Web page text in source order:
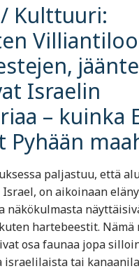
Kulttuuri:
Israelin
– kuinka
Pyhään
paljastuu, että
on aikoinaan
näkökulmasta
hartebeestit. Nämä
osa faunaa jopa
israelilaista tai